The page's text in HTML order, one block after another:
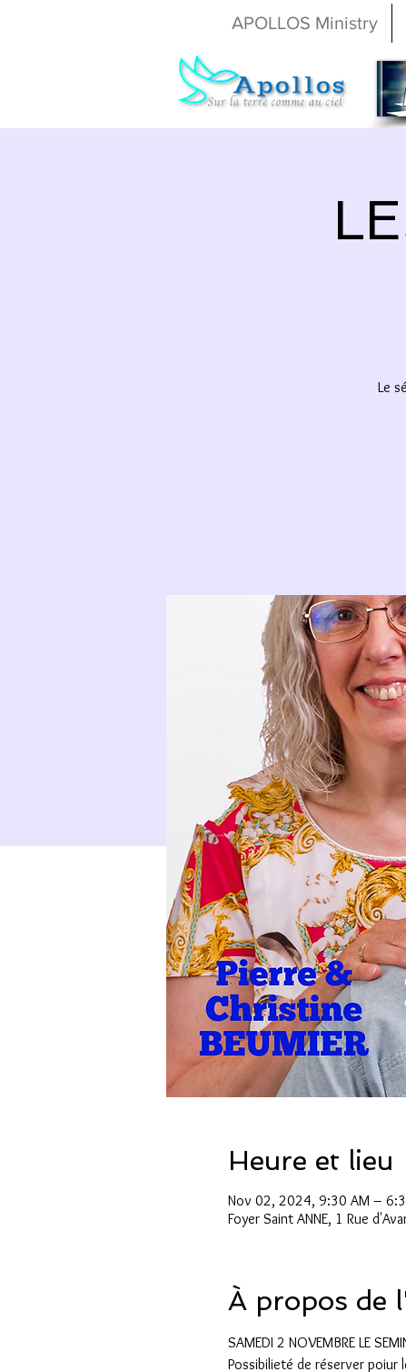
APOLLOS Ministry
Le
Heure et lieu
Nov 02, 2024, 9:30 AM –
Foyer Saint ANNE, 1 Rue
À propos de
SAMEDI 2 NOVEMBRE LE
Possibilieté de réserver